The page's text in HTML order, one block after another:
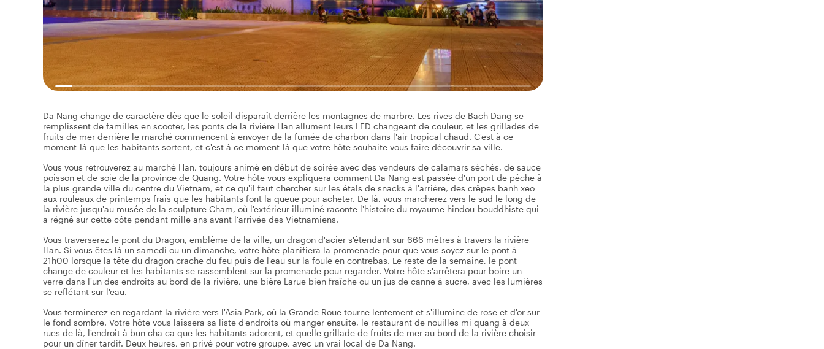
Da Nang change de caractère dès que le soleil disparaît derrière les montagnes de marbre. Les rives de Bach Dang se
remplissent de familles en scooter, les ponts de la rivière Han allument leurs LED changeant de couleur, et les grillades de
fruits de mer derrière le marché commencent à envoyer de la fumée de charbon dans l'air tropical chaud. C'est à ce
moment-là que les habitants sortent, et c'est à ce moment-là que votre hôte souhaite vous faire découvrir sa ville.
Vous vous retrouverez au marché Han, toujours animé en début de soirée avec des vendeurs de calamars séchés, de sauce
poisson et de soie de la province de Quang. Votre hôte vous expliquera comment Da Nang est passée d'un port de pêche à
la plus grande ville du centre du Vietnam, et ce qu'il faut chercher sur les étals de snacks à l'arrière, des crêpes banh xeo
aux rouleaux de printemps frais que les habitants font la queue pour acheter. De là, vous marcherez vers le sud le long de
la rivière jusqu'au musée de la sculpture Cham, où l'extérieur illuminé raconte l'histoire du royaume hindou-bouddhiste qui
a régné sur cette côte pendant mille ans avant l'arrivée des Vietnamiens.
Vous traverserez le pont du Dragon, emblème de la ville, un dragon d'acier s'étendant sur 666 mètres à travers la rivière
Han. Si vous êtes là un samedi ou un dimanche, votre hôte planifiera la promenade pour que vous soyez sur le pont à
21h00 lorsque la tête du dragon crache du feu puis de l'eau sur la foule en contrebas. Le reste de la semaine, le pont
change de couleur et les habitants se rassemblent sur la promenade pour regarder. Votre hôte s'arrêtera pour boire un
verre dans l'un des endroits au bord de la rivière, une bière Larue bien fraîche ou un jus de canne à sucre, avec les lumières
se reflétant sur l'eau.
Vous terminerez en regardant la rivière vers l'Asia Park, où la Grande Roue tourne lentement et s'illumine de rose et d'or sur
le fond sombre. Votre hôte vous laissera sa liste d'endroits où manger ensuite, le restaurant de nouilles mi quang à deux
rues de là, l'endroit à bun cha ca que les habitants adorent, et quelle grillade de fruits de mer au bord de la rivière choisir
pour un dîner tardif. Deux heures, en privé pour votre groupe, avec un vrai local de Da Nang.